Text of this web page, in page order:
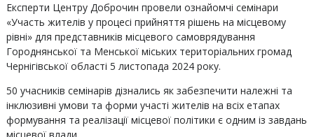
Експерти Центру Доброчин провели ознайомчі семінари
«Участь жителів у процесі прийняття рішень на місцевому
рівні» для представників місцевого самоврядування
Городнянської та Менської міських територіальних громад
Чернігівської області 5 листопада 2024 року.
50 учасників семінарів дізнались як забезпечити належні та
інклюзивні умови та форми участі жителів на всіх етапах
формування та реалізації місцевої політики є одним із завдань